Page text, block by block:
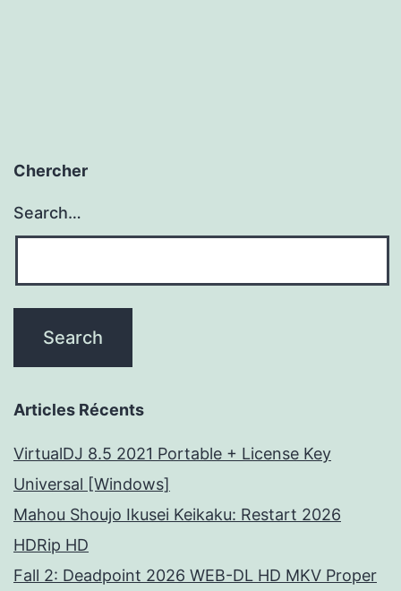
Chercher
Search…
Articles Récents
VirtualDJ 8.5 2021 Portable + License Key
Universal [Windows]
Mahou Shoujo Ikusei Keikaku: Restart 2026
HDRip HD
Fall 2: Deadpoint 2026 WEB-DL HD MKV Proper